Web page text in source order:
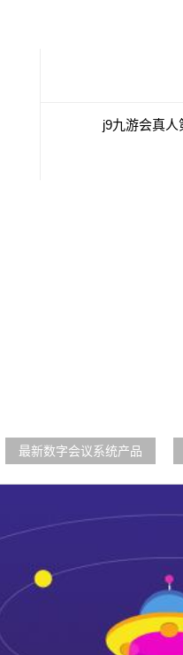
j9九游会真人
最新数字会议系统产品